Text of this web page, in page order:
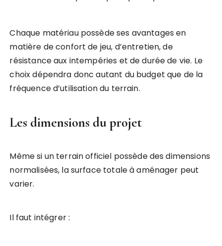
Chaque matériau possède ses avantages en
matière de confort de jeu, d’entretien, de
résistance aux intempéries et de durée de vie. Le
choix dépendra donc autant du budget que de la
fréquence d’utilisation du terrain.
Les dimensions du projet
Même si un terrain officiel possède des dimensions
normalisées, la surface totale à aménager peut
varier.
Il faut intégrer :